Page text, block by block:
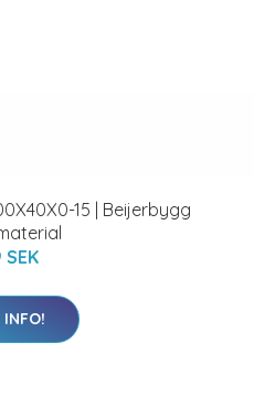
15 | Beijerbygg
SEK
INFO!